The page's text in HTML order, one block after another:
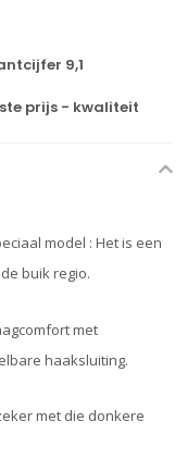
9,1
prijs - kwaliteit
model : Het is een
buik regio.
met
haaksluiting.
met die donkere